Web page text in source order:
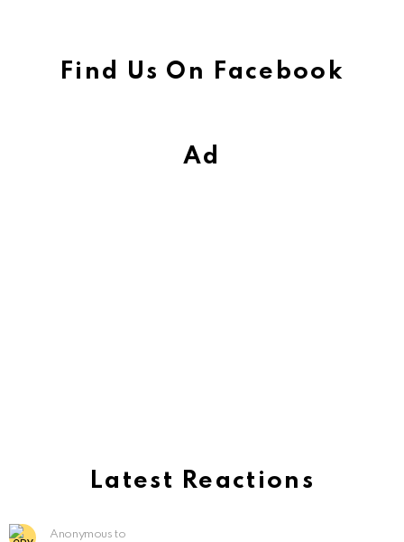
Find Us On Facebook
Ad
Latest Reactions
Anonymous to